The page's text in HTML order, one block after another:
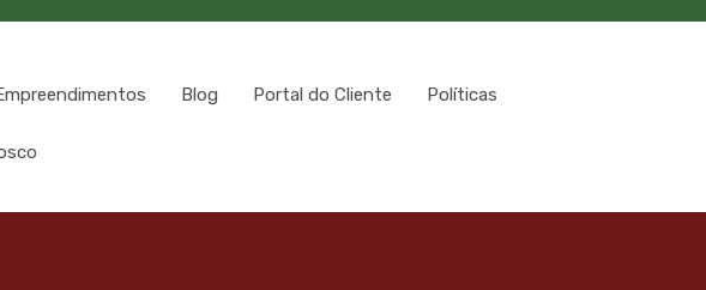
Blog Portal do Cliente Políticas